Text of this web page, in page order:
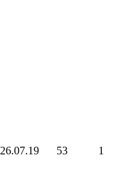
26.07.19 53 1